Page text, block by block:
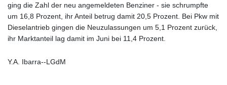
ging die Zahl der neu angemeldeten Benziner - sie schrumpfte
um 16,8 Prozent, ihr Anteil betrug damit 20,5 Prozent. Bei Pkw mit
Dieselantrieb gingen die Neuzulassungen um 5,1 Prozent zurück,
ihr Marktanteil lag damit im Juni bei 11,4 Prozent.
Y.A. Ibarra--LGdM